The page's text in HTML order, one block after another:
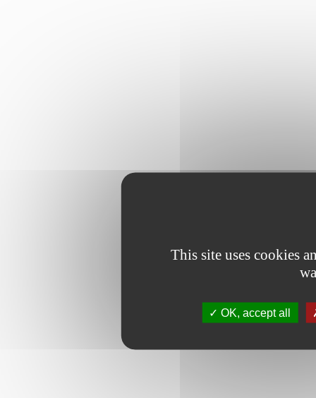
This site uses cookies
OK, accept all